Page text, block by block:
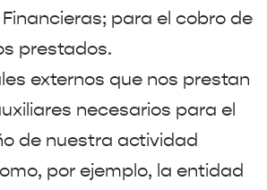
para el cobro de
prestados.
externos que nos prestan
necesarios para el
de nuestra actividad
por ejemplo, la entidad